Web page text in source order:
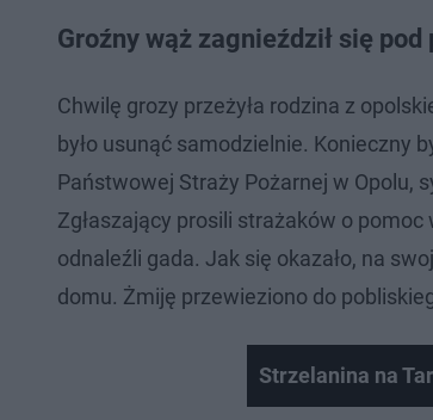
Groźny wąż zagnieździł się pod
Chwilę grozy przeżyła rodzina z
było usunąć samodzielnie. Konieczny
Państwowej Straży Pożarnej w Opolu,
Zgłaszający prosili strażaków o
odnaleźli gada. Jak się okazało, na
domu. Żmiję przewieziono do
Strzelanina na